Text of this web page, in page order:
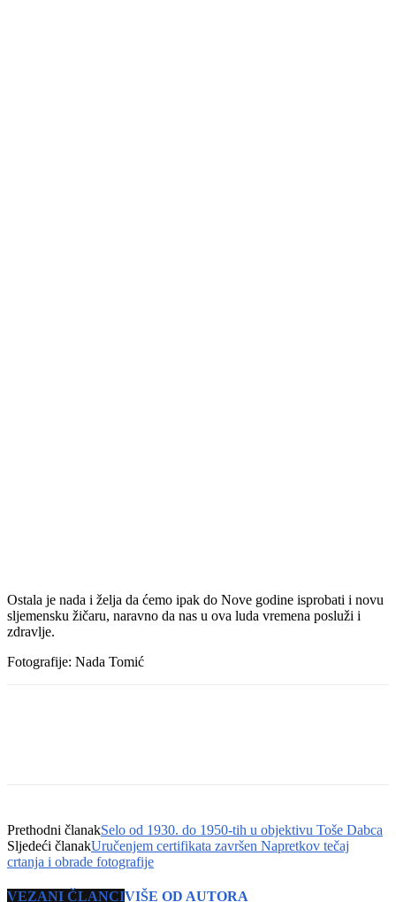
Ostala je nada i želja da ćemo ipak do Nove godine isprobati i novu
sljemensku žičaru, naravno da nas u ova luda vremena posluži i
zdravlje.
Fotografije: Nada Tomić
Prethodni članakSelo od 1930. do 1950-tih u objektivu Toše Dabca
Sljedeći članakUručenjem certifikata završen Napretkov tečaj
crtanja i obrade fotografije
VEZANI ČLANCIVIŠE OD AUTORA